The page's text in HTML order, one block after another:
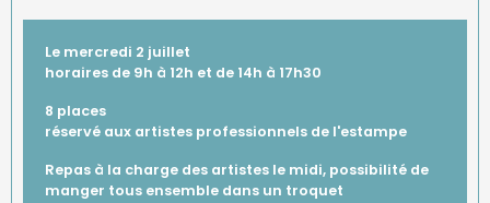
Le mercredi 2 juillet
horaires de 9h à 12h et de 14h à 17h30
8 places
réservé aux artistes professionnels de l'estampe
Repas à la charge des artistes le midi, possibilité de
manger tous ensemble dans un troquet